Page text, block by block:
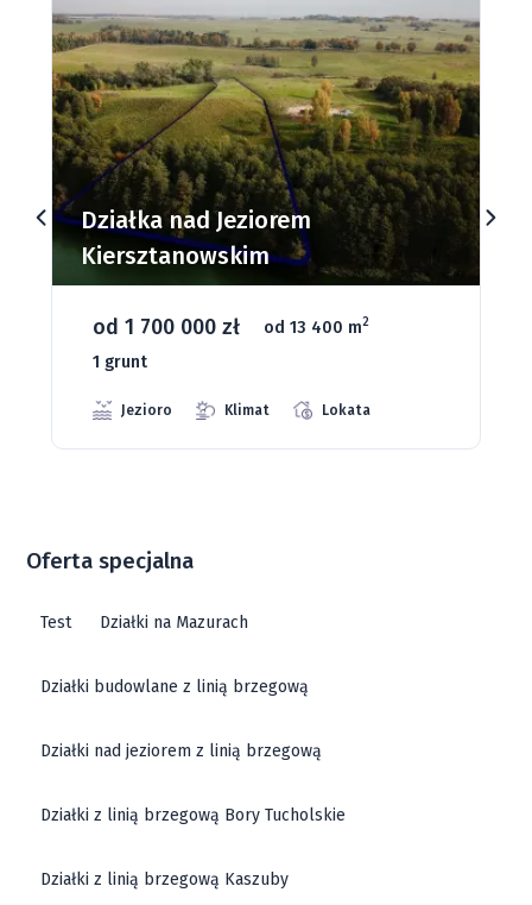
Działki budowlane nad Jeziorem
Dąbrowa Mała
od 93 280 zł od 1075 m 2 66 grunt
Oferta specjalna
Test Działki na Mazurach
Działki budowlane z linią brzegową
Działki nad jeziorem z linią brzegową
Działki z linią brzegową Bory Tucholskie
Działki z linią brzegową Kaszuby